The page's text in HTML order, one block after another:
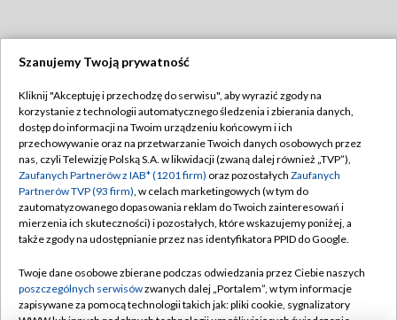
TVP
Abonament TVP
Emisja w TVP
Centrum informacji TVP
Naziemna Telewizja Cyfrowa
Rada Programowa
System NOS
Regulamin TVP
Polityka prywatności
Moje zgody
Pomoc
Kontakt
Szanujemy Twoją prywatność
Kliknij "Akceptuję i przechodzę do serwisu", aby wyrazić zgody na
korzystanie z technologii automatycznego śledzenia i zbierania danych,
dostęp do informacji na Twoim urządzeniu końcowym i ich
przechowywanie oraz na przetwarzanie Twoich danych osobowych przez
nas, czyli Telewizję Polską S.A. w likwidacji (zwaną dalej również „TVP”),
Zaufanych Partnerów z IAB* (1201 firm) oraz pozostałych Zaufanych
Partnerów TVP (93 firm), w celach marketingowych (w tym do
zautomatyzowanego dopasowania reklam do Twoich zainteresowań i
mierzenia ich skuteczności) i pozostałych, które wskazujemy poniżej, a
także zgody na udostępnianie przez nas identyfikatora PPID do Google.
Twoje dane osobowe zbierane podczas odwiedzania przez Ciebie naszych
poszczególnych serwisówzwanych dalej „Portalem”, w tym informacje
zapisywane za pomocą technologii takich jak: pliki cookie, sygnalizatory